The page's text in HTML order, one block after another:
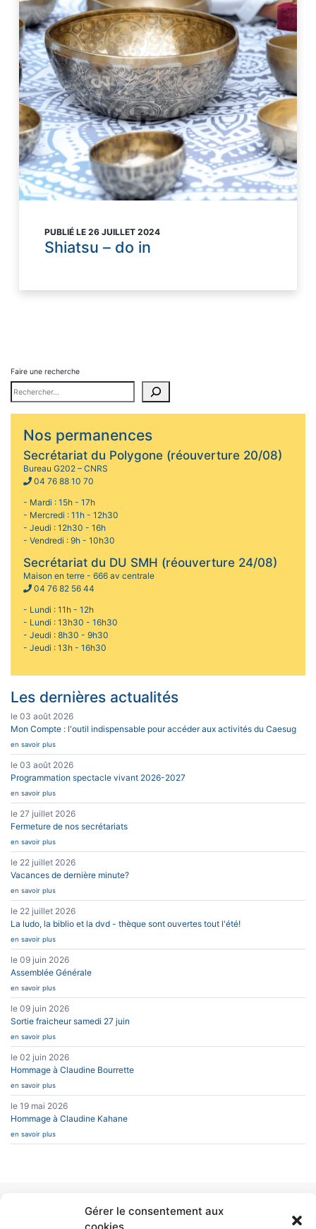
Gérer le consentement aux
PUBLIÉ LE 26 JUILLET 2024
Shiatsu – do in
Faire une recherche
Nos permanences
Secrétariat du Polygone (réouverture 20/08)
Bureau G202 – CNRS
04 76 88 10 70
- Mardi : 15h - 17h
- Mercredi : 11h - 12h30
- Jeudi : 12h30 - 16h
- Vendredi : 9h - 10h30
Secrétariat du DU SMH (réouverture 24/08)
Maison en terre - 666 av centrale
04 76 82 56 44
- Lundi : 11h - 12h
- Lundi : 13h30 - 16h30
- Jeudi : 8h30 - 9h30
- Jeudi : 13h - 16h30
Les dernières actualités
le 03 août 2026
Mon Compte : l'outil indispensable pour accéder aux activités du Caesug
en savoir plus
le 03 août 2026
Programmation spectacle vivant 2026-2027
en savoir plus
le 27 juillet 2026
Fermeture de nos secrétariats
en savoir plus
le 22 juillet 2026
Vacances de dernière minute?
en savoir plus
le 22 juillet 2026
La ludo, la biblio et la dvd - thèque sont ouvertes tout l'été!
en savoir plus
le 09 juin 2026
Assemblée Générale
en savoir plus
le 09 juin 2026
Sortie fraicheur samedi 27 juin
en savoir plus
le 02 juin 2026
Hommage à Claudine Bourrette
en savoir plus
le 19 mai 2026
Hommage à Claudine Kahane
en savoir plus
CAESUG
Siège Social :
INFOS PRATIQUES